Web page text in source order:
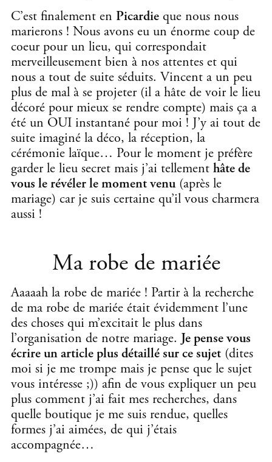
C’est finalement en Picardie que nous nous
marierons ! Nous avons eu un énorme coup de
coeur pour un lieu, qui correspondait
merveilleusement bien à nos attentes et qui
nous a tout de suite séduits. Vincent a un peu
plus de mal à se projeter (il a hâte de voir le lieu
décoré pour mieux se rendre compte) mais ça a
été un OUI instantané pour moi ! J’y ai tout de
suite imaginé la déco, la réception, la
cérémonie laïque… Pour le moment je préfère
garder le lieu secret mais j’ai tellement hâte de
vous le révéler le moment venu(après le
mariage) car je suis certaine qu’il vous charmera
aussi !
Ma robe de mariée
Aaaaah la robe de mariée ! Partir à la recherche
de ma robe de mariée était évidemment l’une
des choses qui m’excitait le plus dans
l’organisation de notre mariage. Je pense vous
écrire un article plus détaillé sur ce sujet (dites
moi si je me trompe mais je pense que le sujet
vous intéresse ;)) afin de vous expliquer un peu
plus comment j’ai fait mes recherches, dans
quelle boutique je me suis rendue, quelles
formes j’ai aimées, de qui j’étais
accompagnée…